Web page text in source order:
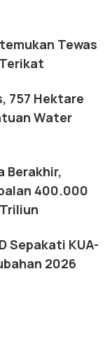
Tewas
757 Hektare
Water
Berakhir,
400.000
Sepakati KUA-
2026